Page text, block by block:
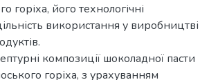
горіха, його технологічні
використання у виробництві
композиції шоколадної пасти
горіха, з урахуванням